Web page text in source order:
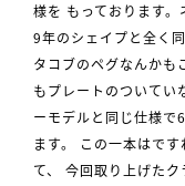
様を もっております
9年のシェイプと全く
タコブのペグなんかも
もプレートのついてい
ーモデルと同じ仕様で
ます。 この一本はで
て、 今回取り上げた